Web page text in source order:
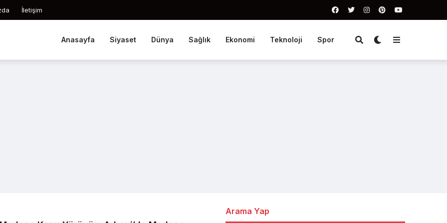
İletişim
Anasayfa Siyaset Dünya Sağlık Ekonomi Teknoloji Spor
Arama Yap